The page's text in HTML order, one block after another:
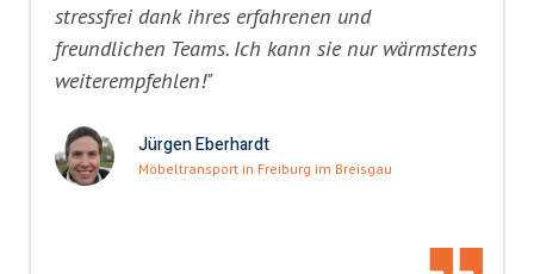
stressfrei dank ihres erfahrenen und
freundlichen Teams. Ich kann sie nur wärmstens
weiterempfehlen!"
Jürgen Eberhardt
Möbeltransport in Freiburg im Breisgau